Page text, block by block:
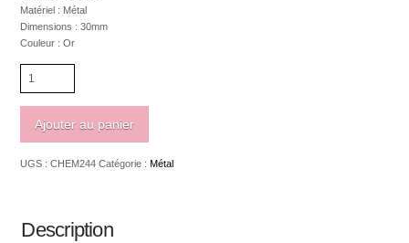
Matériel : Métal
Dimensions : 30mm
Couleur : Or
Fleur
Ajouter au panier
UGS :CHEM244 Catégorie : Métal
Description